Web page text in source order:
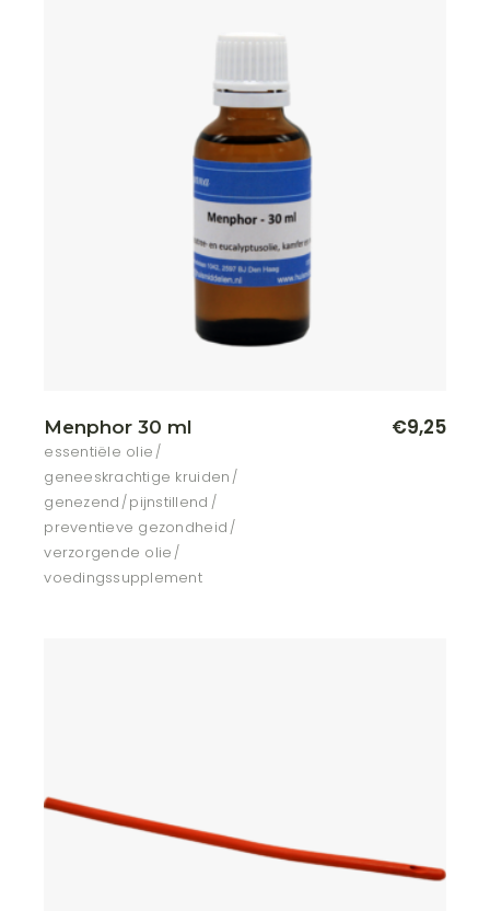
Menphor 30 ml
essentiële olie
geneeskrachtige kruiden
genezend pijnstillend
preventieve gezondheid
verzorgende olie
voedingssupplement
€9,25